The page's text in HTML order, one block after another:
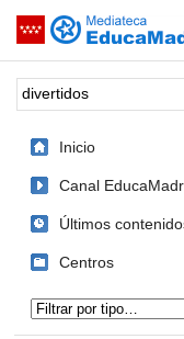
Saltar navegación
Palabra o frase:
Inicio
Canal
Últimos
Centros